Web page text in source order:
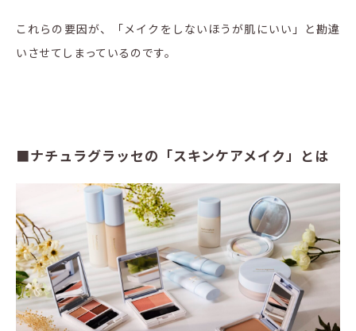
これらの要因が、「メイクをしないほうが肌にいい」と勘違
いさせてしまっているのです。
■ナチュラグラッセの「スキンケアメイク」とは